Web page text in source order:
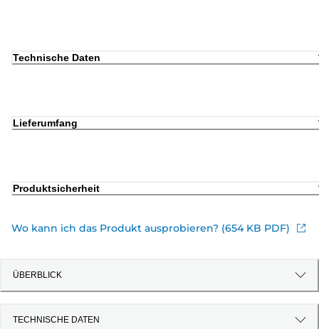
Technische Daten
Lieferumfang
Produktsicherheit
Wo kann ich das Produkt ausprobieren? (654 KB PDF)
ÜBERBLICK
TECHNISCHE DATEN